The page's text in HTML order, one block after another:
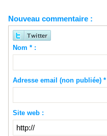
Nouveau commentaire :
Nom * :
Adresse email (non publiée) *
Site web :